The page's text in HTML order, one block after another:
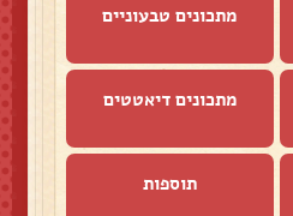
מתכונים טבעוניים
מתכונים דיאטטים
תוספות